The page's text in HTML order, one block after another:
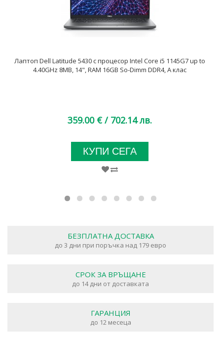
Лаптоп Dell Latitude 5430 с процесор Intel Core i5 1145G7 up to
4.40GHz 8MB, 14", RAM 16GB So-Dimm DDR4, A клас
359.00 € / 702.14 лв.
КУПИ СЕГА
БЕЗПЛАТНА ДОСТАВКА
до 3 дни при поръчка над 179 евро
СРОК ЗА ВРЪЩАНЕ
до 14 дни от доставката
ГАРАНЦИЯ
до 12 месеца